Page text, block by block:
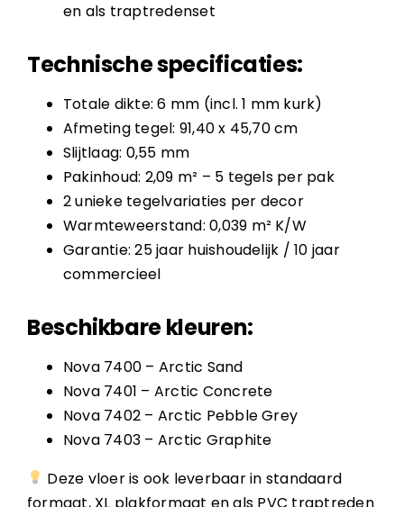
en als traptredenset
Technische specificaties:
Totale dikte: 6 mm (incl. 1 mm kurk)
Afmeting tegel: 91,40 x 45,70 cm
Slijtlaag: 0,55 mm
Pakinhoud: 2,09 m² – 5 tegels per pak
2 unieke tegelvariaties per decor
Warmteweerstand: 0,039 m² K/W
Garantie: 25 jaar huishoudelijk / 10 jaar
commercieel
Beschikbare kleuren:
Nova 7400 – Arctic Sand
Nova 7401 – Arctic Concrete
Nova 7402 – Arctic Pebble Grey
Nova 7403 – Arctic Graphite
Deze vloer is ook leverbaar in standaard
formaat, XL plakformaat en als PVC traptreden